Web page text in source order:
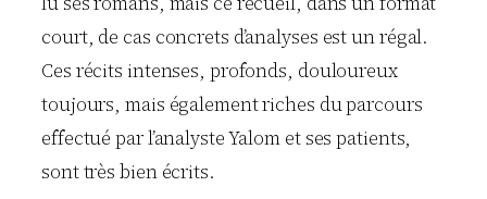
court, de cas concrets d’analyses est un régal.
Ces récits intenses, profonds, douloureux
toujours, mais également riches du parcours
effectué par l’analyste Yalom et ses patients,
sont très bien écrits.